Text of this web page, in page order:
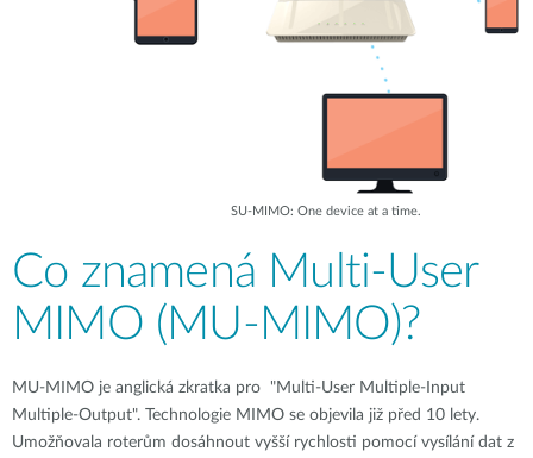
SU-MIMO: One device at a time.
Co znamená Multi-User
MIMO (MU-MIMO)?
MU-MIMO je anglická zkratka pro "Multi-User Multiple-Input
Multiple-Output". Technologie MIMO se objevila již před 10 lety.
Umožňovala roterům dosáhnout vyšší rychlosti pomocí vysílání dat z